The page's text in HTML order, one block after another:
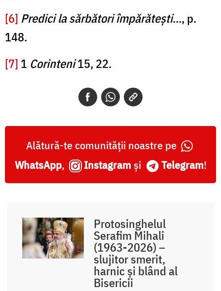
[6] Predici la sărbători împărătești..., p.
148.
[7] 1 Corinteni15, 22.
Alătură-te comunității noastre pe
WhatsApp, Instagram și Telegram!
Protosinghelul
Serafim Mihali
(1963-2026) –
slujitor smerit,
harnic și blând al
Bisericii